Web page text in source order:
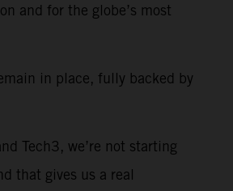
and for the globe’s most
in place, fully backed by
Tech3, we’re not starting
that gives us a real